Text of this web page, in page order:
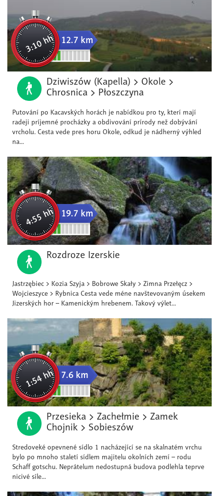
3:10 hh 12.7 km
Dziwiszów (Kapella) > Okole >
Chrosnica > Płoszczyna
Putování po Kacavských horách je nabídkou pro ty, kterí mají
radeji príjemné procházky a obdivování prírody než dobývání
vrcholu. Cesta vede pres horu Okole, odkud je nádherný výhled
na...
4:55 hh 19.7 km
Rozdroze Izerskie
Jastrzębiec > Kozia Szyja > Bobrowe Skały > Zimna Przełęcz >
Wojcieszyce > Rybnica Cesta vede méne navštevovaným úsekem
Jizerských hor – Kamenickým hrebenem. Takový výlet...
1:54 hh 7.6 km
Przesieka > Zachełmie > Zamek
Chojnik > Sobieszów
Stredoveké opevnené sídlo 1 nacházející se na skalnatém vrchu
bylo po mnoho staletí sídlem majitelu okolních zemí – rodu
Schaff gotschu. Neprátelum nedostupná budova podlehla teprve
nicivé síle...